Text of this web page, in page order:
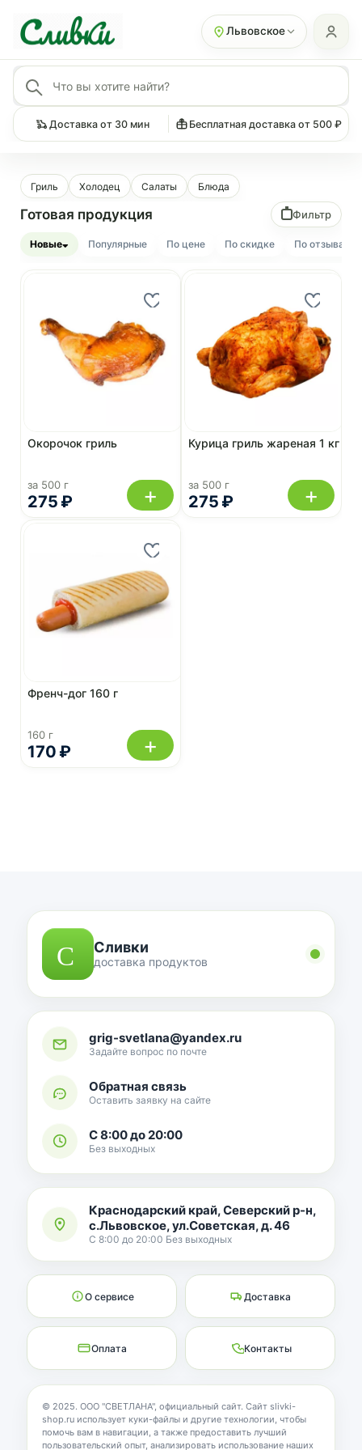
Львовское
Доставка от 30 мин Бесплатная доставка от 500 ₽
Гриль Холодец Салаты Блюда
Готовая продукция Фильтр
Новые Популярные По цене По скидке По отзывам
275 ₽
Окорочок гриль
за 500 г + 275 ₽
Курица гриль жареная 1 кг
за 500 г +
170 ₽
Френч-дог 160 г
160 г +
Сливки
доставка продуктов
grig-svetlana@yandex.ru
Задайте вопрос по почте
Обратная связь
Оставить заявку на сайте
С 8:00 до 20:00
Без выходных
Краснодарский край, Северский р-н,
с.Львовское, ул.Советская, д. 46
С 8:00 до 20:00 Без выходных
О сервисе Доставка
Оплата Контакты
© 2025. ООО "СВЕТЛАНА", официальный сайт. Сайт slivki-
shop.ru использует куки-файлы и другие технологии, чтобы
помочь вам в навигации, а также предоставить лучший
пользовательский опыт, анализировать использование наших